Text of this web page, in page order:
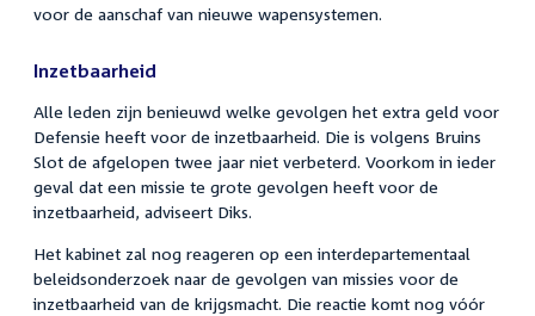
voor de aanschaf van nieuwe wapensystemen.
Inzetbaarheid
Alle leden zijn benieuwd welke gevolgen het extra geld voor
Defensie heeft voor de inzetbaarheid. Die is volgens Bruins
Slot de afgelopen twee jaar niet verbeterd. Voorkom in ieder
geval dat een missie te grote gevolgen heeft voor de
inzetbaarheid, adviseert Diks.
Het kabinet zal nog reageren op een interdepartementaal
beleidsonderzoek naar de gevolgen van missies voor de
inzetbaarheid van de krijgsmacht. Die reactie komt nog vóór